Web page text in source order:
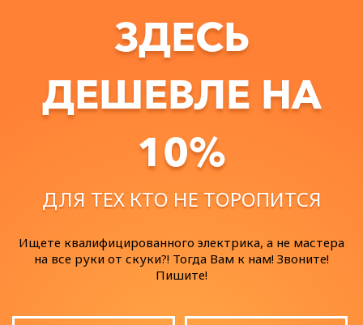
ЗДЕСЬ
ДЕШЕВЛЕ НА
10%
ДЛЯ ТЕХ КТО НЕ ТОРОПИТСЯ
Ищете квалифицированного электрика, а не мастера
на все руки от скуки?! Тогда Вам к нам! Звоните!
Пишите!